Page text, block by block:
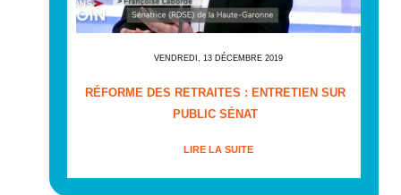
VENDREDI, 13 DÉCEMBRE 2019
RÉFORME DES RETRAITES : ENTRETIEN SUR
PUBLIC SÉNAT
LIRE LA SUITE